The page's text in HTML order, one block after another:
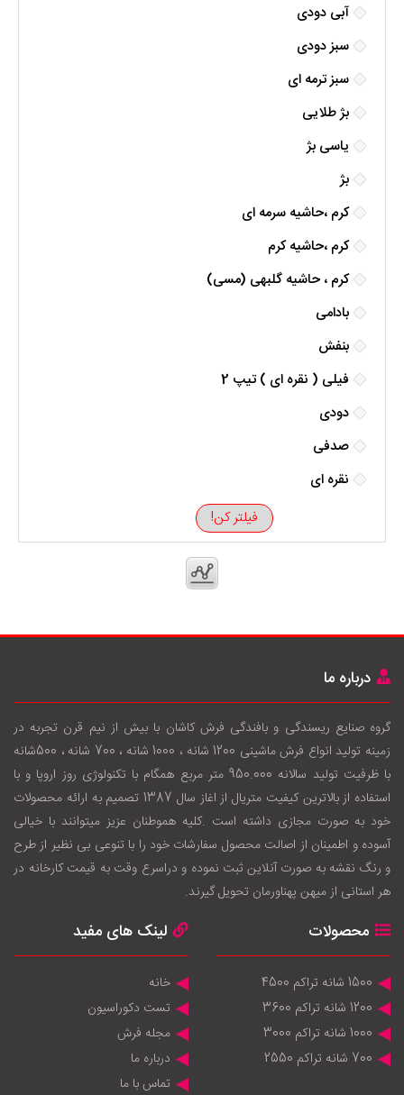
آبی دودی
سبز دودی
سبز ترمه ای
بژ طلایی
یاسی بژ
بژ
کرم ،حاشیه سرمه ای
کرم ،حاشیه کرم
کرم ، حاشیه گلبهی (مسی)
بادامی
بنفش
فیلی ( نقره ای ) تیپ 2
دودی
صدفی
نقره ای
فیلتر کن!
درباره ما
گروه صنایع ریسندگی و بافندگی فرش کاشان با بيش از نيم قرن تجربه در
زمينه توليد انواع فرش ماشینی 1200 شانه ، 1000 شانه ، 700 شانه ، 500شانه
با ظرفيت توليد سالانه 950.000 متر مربع همگام با تکنولوژی روز اروپا و با
استفاده از بالاترين کيفيت متريال از اغاز سال 1387 تصميم به ارائه محصولات
خود به صورت مجازی داشته است .کليه هموطنان عزيز ميتوانند با خيالی
آسوده و اطمينان از اصالت محصول سفارشات خود را با تنوعی بی نظير از طرح
و رنگ نقشه به صورت آنلاين ثبت نموده و دراسرع وقت به قيمت کارخانه در
هر استانی از ميهن پهناورمان تحويل گيرند.
محصولات
1500 شانه تراکم 4500
1200 شانه تراکم 3600
1000 شانه تراکم 3000
700 شانه تراکم 2550
لینک های مفید
خانه
تست دکوراسیون
مجله فرش
درباره ما
تماس با ما